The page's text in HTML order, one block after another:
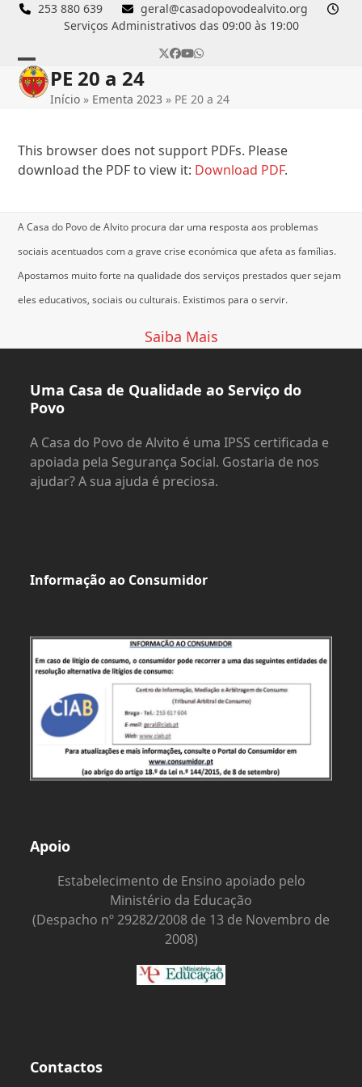
Skip
253 880 639
geral@casadopovodealvito.org
Serviços Administrativos das 09:00 às 19:00
Twitter
Facebook
YouTube
Whatsapp
Open
mobile
Close
mobile
PE 20 a 24
Início » Ementa 2023 » PE 20 a 24
This browser does not support PDFs. Please
download the PDF to view it: Download PDF.
A Casa do Povo de Alvito procura dar uma resposta aos problemas
sociais acentuados com a grave crise económica que afeta as famílias.
Apostamos muito forte na qualidade dos serviços prestados quer sejam
eles educativos, sociais ou culturais. Existimos para o servir.
Saiba Mais
Uma Casa de Qualidade ao Serviço do
Povo
A Casa do Povo de Alvito é uma IPSS certificada e
apoiada pela Segurança Social. Gostaria de nos
ajudar? A sua ajuda é preciosa.
Informação ao Consumidor
Apoio
Estabelecimento de Ensino apoiado pelo
Ministério da Educação
(Despacho nº 29282/2008 de 13 de Novembro de
2008)
Contactos